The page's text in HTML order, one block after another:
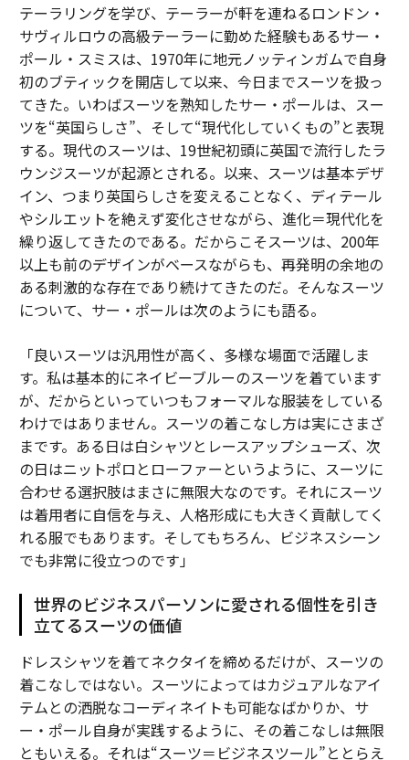
テーラリングを学び、テーラーが軒を連ねるロンドン・
サヴィルロウの高級テーラーに勤めた経験もあるサー・
ポール・スミスは、1970年に地元ノッティンガムで自身
初のブティックを開店して以来、今日までスーツを扱っ
てきた。いわばスーツを熟知したサー・ポールは、スー
ツを“英国らしさ”、そして“現代化していくもの”と表現
する。現代のスーツは、19世紀初頭に英国で流行したラ
ウンジスーツが起源とされる。以来、スーツは基本デザ
イン、つまり英国らしさを変えることなく、ディテール
やシルエットを絶えず変化させながら、進化＝現代化を
繰り返してきたのである。だからこそスーツは、200年
以上も前のデザインがベースながらも、再発明の余地の
ある刺激的な存在であり続けてきたのだ。そんなスーツ
について、サー・ポールは次のようにも語る。
「良いスーツは汎用性が高く、多様な場面で活躍しま
す。私は基本的にネイビーブルーのスーツを着ています
が、だからといっていつもフォーマルな服装をしている
わけではありません。スーツの着こなし方は実にさまざ
まです。ある日は白シャツとレースアップシューズ、次
の日はニットポロとローファーというように、スーツに
合わせる選択肢はまさに無限大なのです。それにスーツ
は着用者に自信を与え、人格形成にも大きく貢献してく
れる服でもあります。そしてもちろん、ビジネスシーン
でも非常に役立つのです」
世界のビジネスパーソンに愛される個性を引き
立てるスーツの価値
ドレスシャツを着てネクタイを締めるだけが、スーツの
着こなしではない。スーツによってはカジュアルなアイ
テムとの洒脱なコーディネイトも可能なばかりか、サ
ー・ポール自身が実践するように、その着こなしは無限
ともいえる。それは“スーツ＝ビジネスツール”ととらえ